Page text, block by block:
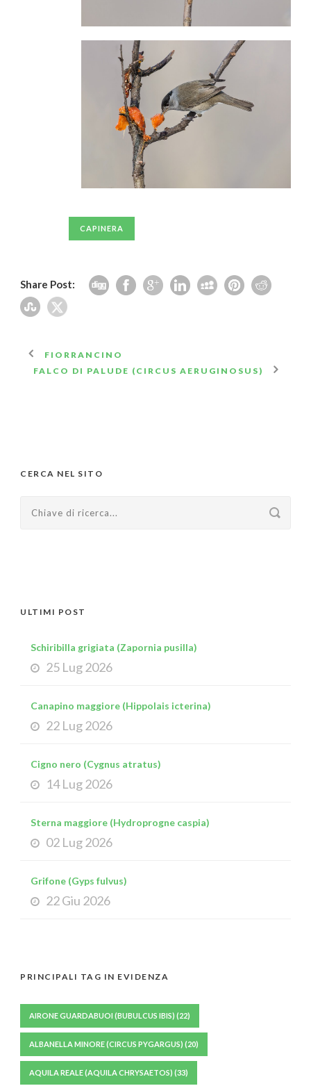
CAPINERA
Share Post:
FIORRANCINO
FALCO DI PALUDE (CIRCUS AERUGINOSUS)
CERCA NEL SITO
ULTIMI POST
Schiribilla grigiata (Zapornia pusilla)
25 Lug 2026
Canapino maggiore (Hippolais icterina)
22 Lug 2026
Cigno nero (Cygnus atratus)
14 Lug 2026
Sterna maggiore (Hydroprogne caspia)
02 Lug 2026
Grifone (Gyps fulvus)
22 Giu 2026
PRINCIPALI TAG IN EVIDENZA
AIRONE GUARDABUOI (BUBULCUS IBIS) (22)
ALBANELLA MINORE (CIRCUS PYGARGUS) (20)
AQUILA REALE (AQUILA CHRYSAETOS) (33)